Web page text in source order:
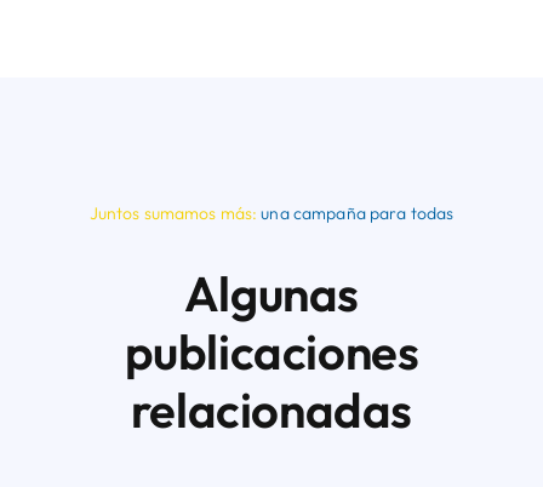
Juntos sumamos más:una campaña para todas
Algunas
publicaciones
relacionadas